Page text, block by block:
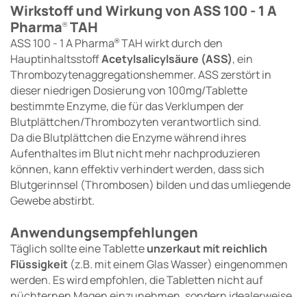
Wirkstoff und Wirkung von ASS 100 - 1 A
Pharma®TAH
ASS 100 - 1 A Pharma®TAH wirkt durch den
HauptinhaltsstoffAcetylsalicylsäure (ASS), ein
Thrombozytenaggregationshemmer. ASS zerstört in
dieser niedrigen Dosierung von 100mg/Tablette
bestimmte Enzyme, die für das Verklumpen der
Blutplättchen/Thrombozyten verantwortlich sind.
Da die Blutplättchen die Enzyme während ihres
Aufenthaltes im Blut nicht mehr nachproduzieren
können, kann effektiv verhindert werden, dass sich
Blutgerinnsel (Thrombosen) bilden und das umliegende
Gewebe abstirbt.
Anwendungsempfehlungen
Täglich sollte eine Tabletteunzerkaut mit reichlich
Flüssigkeit (z.B. mit einem Glas Wasser) eingenommen
werden. Es wird empfohlen, die Tabletten nicht auf